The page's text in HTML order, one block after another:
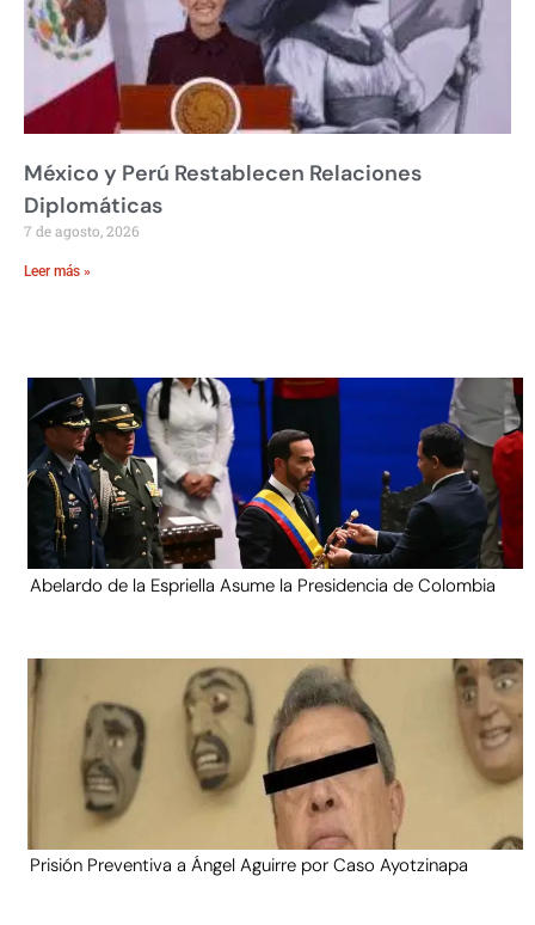
México y Perú Restablecen Relaciones
Diplomáticas
7 de agosto, 2026
Leer más »
Abelardo de la Espriella Asume la Presidencia de Colombia
Prisión Preventiva a Ángel Aguirre por Caso Ayotzinapa